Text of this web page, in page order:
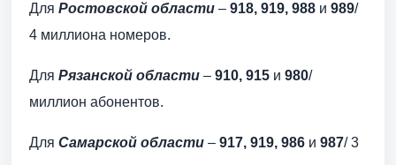
Для Ростовской области – 918, 919, 988 и 989/
4 миллиона номеров.
Для Рязанской области – 910, 915 и 980/
миллион абонентов.
Для Самарской области – 917, 919, 986 и 987/ 3